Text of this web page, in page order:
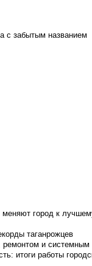
с забытым названием
меняют город к
таганрожцев
ремонтом и системным
итоги работы